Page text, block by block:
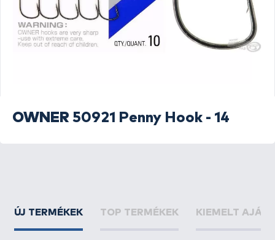
OWNER 50921 Penny Hook - 14
ÚJ TERMÉKEK TOP TERMÉKEK KIEMELT